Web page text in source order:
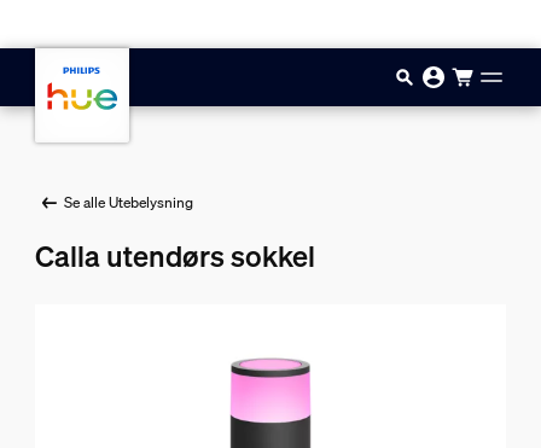
Se alle Utebelysning
Calla utendørs sokkel